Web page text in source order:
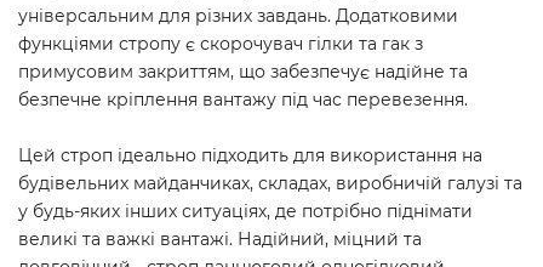
універсальним для різних завдань. Додатковими
функціями стропу є скорочувач гілки та гак з
примусовим закриттям, що забезпечує надійне та
безпечне кріплення вантажу під час перевезення.
Цей строп ідеально підходить для використання на
будівельних майданчиках, складах, виробничій галузі та
у будь-яких інших ситуаціях, де потрібно піднімати
великі та важкі вантажі. Надійний, міцний та